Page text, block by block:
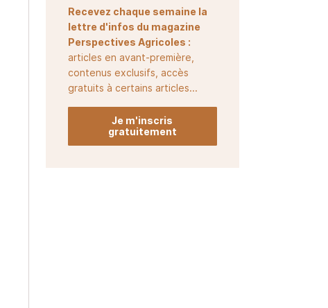
Recevez chaque semaine la
lettre d'infos du magazine
Perspectives Agricoles :
articles en avant-première,
contenus exclusifs, accès
gratuits à certains articles...
Je m'inscris
gratuitement